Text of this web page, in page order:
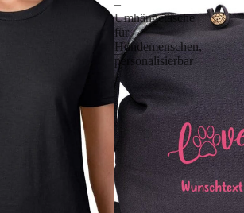
–
Umhängetasche
für
Hundemenschen,
personalisierbar